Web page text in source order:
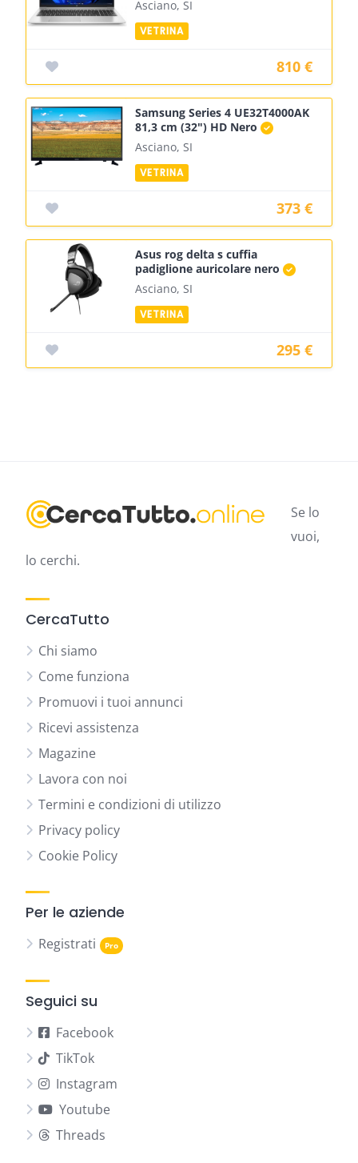
Asciano, SI
810 €
Samsung Series 4 UE32T4000AK
81,3 cm (32") HD Nero
Asciano, SI
373 €
Asus rog delta s cuffia
padiglione auricolare nero
Asciano, SI
295 €
Se lo
vuoi,
lo cerchi.
CercaTutto
Chi siamo
Come funziona
Promuovi i tuoi annunci
Ricevi assistenza
Magazine
Lavora con noi
Termini e condizioni di utilizzo
Privacy policy
Cookie Policy
Per le aziende
Registrati
Seguici su
Facebook
TikTok
Instagram
Youtube
Threads